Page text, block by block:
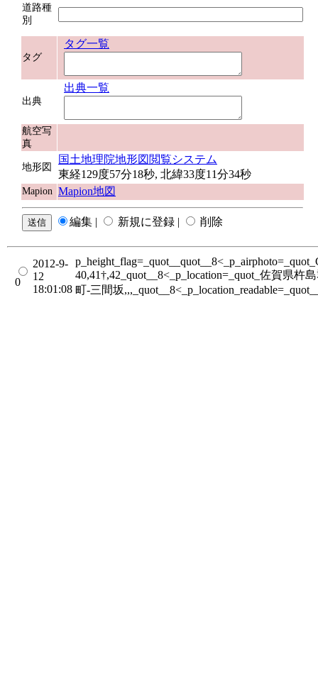
道路種
別
タグ
タグ一覧
出典
出典一覧
航空写
真
地形図
国土地理院地形図閲覧システム
東経129度57分18秒, 北緯33度11分34秒
Mapion Mapion地図
編集 | 新規に登録 | 削除
0
2012-9-
12
18:01:08
40,41†,42_quot__8<_p_location=_quot_佐賀県杵
町-三間坂